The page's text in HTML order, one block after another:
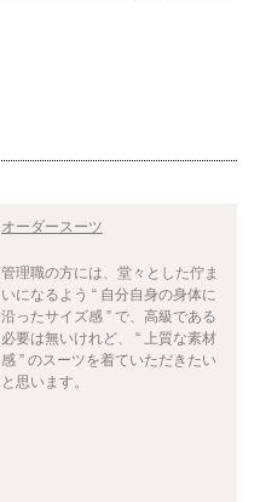
オーダースーツ
管理職の方には、堂々とした佇ま
いになるよう “ 自分自身の身体に
沿ったサイズ感 ” で、高級である
必要は無いけれど、 “ 上質な素材
感 ” のスーツを着ていただきたい
と思います。